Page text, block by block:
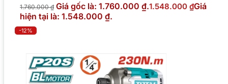
1.760.000₫ Giá gốc là: 1.760.000 ₫.1.548.000 ₫Giá
hiện tại là: 1.548.000 ₫.
-12%